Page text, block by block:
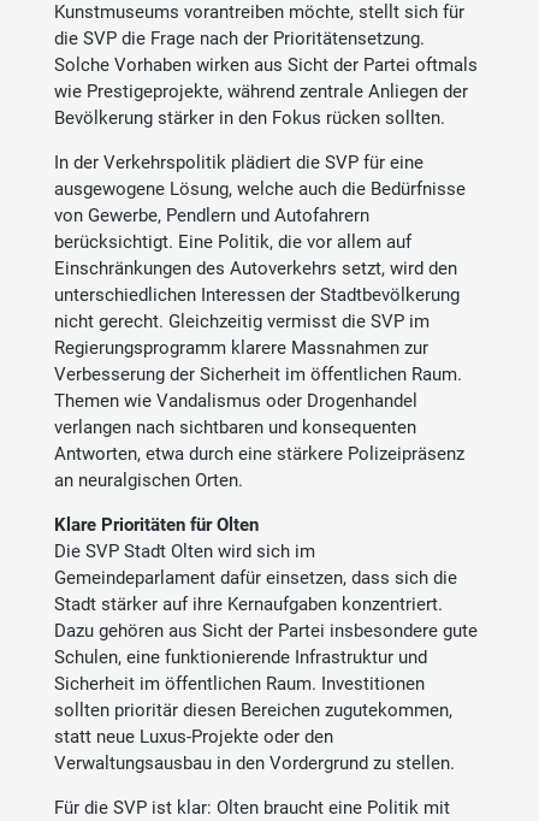
Kunstmuseums vorantreiben möchte, stellt sich für
die SVP die Frage nach der Prioritätensetzung.
Solche Vorhaben wirken aus Sicht der Partei oftmals
wie Prestigeprojekte, während zentrale Anliegen der
Bevölkerung stärker in den Fokus rücken sollten.
In der Verkehrspolitik plädiert die SVP für eine
ausgewogene Lösung, welche auch die Bedürfnisse
von Gewerbe, Pendlern und Autofahrern
berücksichtigt. Eine Politik, die vor allem auf
Einschränkungen des Autoverkehrs setzt, wird den
unterschiedlichen Interessen der Stadtbevölkerung
nicht gerecht. Gleichzeitig vermisst die SVP im
Regierungsprogramm klarere Massnahmen zur
Verbesserung der Sicherheit im öffentlichen Raum.
Themen wie Vandalismus oder Drogenhandel
verlangen nach sichtbaren und konsequenten
Antworten, etwa durch eine stärkere Polizeipräsenz
an neuralgischen Orten.
Klare Prioritäten für Olten
Die SVP Stadt Olten wird sich im
Gemeindeparlament dafür einsetzen, dass sich die
Stadt stärker auf ihre Kernaufgaben konzentriert.
Dazu gehören aus Sicht der Partei insbesondere gute
Schulen, eine funktionierende Infrastruktur und
Sicherheit im öffentlichen Raum. Investitionen
sollten prioritär diesen Bereichen zugutekommen,
statt neue Luxus-Projekte oder den
Verwaltungsausbau in den Vordergrund zu stellen.
Für die SVP ist klar: Olten braucht eine Politik mit